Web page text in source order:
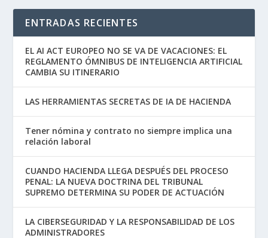
ENTRADAS RECIENTES
EL AI ACT EUROPEO NO SE VA DE VACACIONES: EL
REGLAMENTO ÓMNIBUS DE INTELIGENCIA ARTIFICIAL
CAMBIA SU ITINERARIO
LAS HERRAMIENTAS SECRETAS DE IA DE HACIENDA
Tener nómina y contrato no siempre implica una
relación laboral
CUANDO HACIENDA LLEGA DESPUÉS DEL PROCESO
PENAL: LA NUEVA DOCTRINA DEL TRIBUNAL
SUPREMO DETERMINA SU PODER DE ACTUACIÓN
LA CIBERSEGURIDAD Y LA RESPONSABILIDAD DE LOS
ADMINISTRADORES